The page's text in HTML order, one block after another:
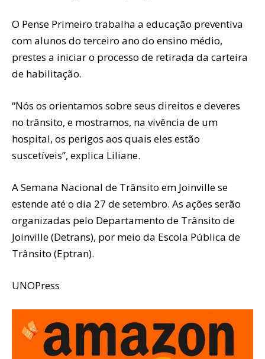
O Pense Primeiro trabalha a educação preventiva
com alunos do terceiro ano do ensino médio,
prestes a iniciar o processo de retirada da carteira
de habilitação.
“Nós os orientamos sobre seus direitos e deveres
no trânsito, e mostramos, na vivência de um
hospital, os perigos aos quais eles estão
suscetíveis”, explica Liliane.
A Semana Nacional de Trânsito em Joinville se
estende até o dia 27 de setembro. As ações serão
organizadas pelo Departamento de Trânsito de
Joinville (Detrans), por meio da Escola Pública de
Trânsito (Eptran).
UNOPress